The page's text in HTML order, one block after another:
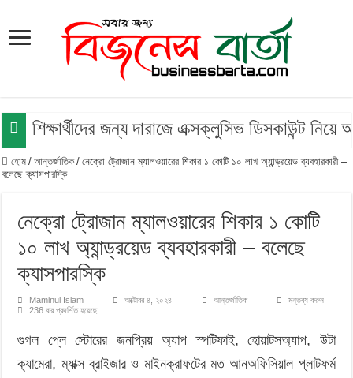
শিক্ষার্থীদের জন্য দারাজে এক্সক্লুসিভ ডিসকাউন্ট
হোম / আন্তর্জাতিক / নেক্রো ট্রোজান ম্যালওয়ারের শিকার ১ কোটি ১০ লাখ অ্যান্ড্রয়েড ব্যবহারকারী –
বলেছে ক্যাসপারস্কি
নেক্রো ট্রোজান ম্যালওয়ারের শিকার ১ কোটি
১০ লাখ অ্যান্ড্রয়েড ব্যবহারকারী – বলেছে
ক্যাসপারস্কি
Maminul Islam অক্টোবর ৪, ২০২৪ আন্তর্জাতিক
মন্তব্য করুন
236 বার প্রদর্শিত হয়েছে
গুগল প্লে স্টোরের জনপ্রিয় অ্যাপ স্পটিফাই, হোয়াটসঅ্যাপ, উটা
ক্যামেরা, ম্যাক্স ব্রাইজার ও মাইনক্রাফটের মত আনঅফিসিয়াল প্লাটফর্ম